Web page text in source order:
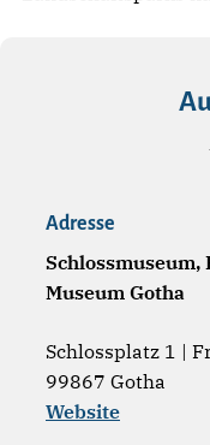
Adresse
Schlossmuseum,
Museum Gotha
Schlossplatz 1 |
99867 Gotha
Website